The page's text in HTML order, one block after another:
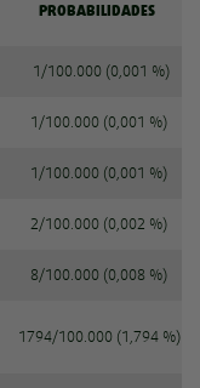
PROBABILIDADES
1/100.000 (0,001 %)
1/100.000 (0,001 %)
1/100.000 (0,001 %)
2/100.000 (0,002 %)
8/100.000 (0,008 %)
1794/100.000 (1,794 %)